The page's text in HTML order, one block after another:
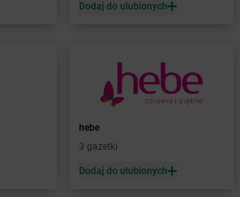
Dodaj do ulubionych
hebe
3 gazetki
Dodaj do ulubionych